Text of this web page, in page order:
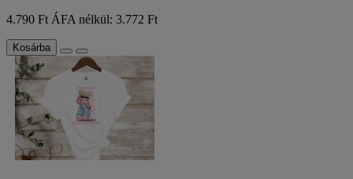
4.790 Ft ÁFA nélkül: 3.772 Ft
Kosárba